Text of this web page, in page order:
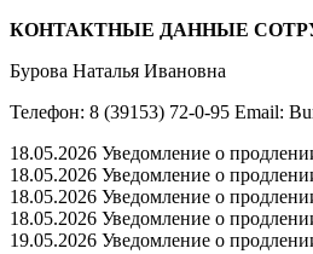
КОНТАКТНЫЕ ДАННЫЕ
Бурова Наталья Ивановна
Телефон: 8 (39153) 72-0-95 Email:
18.05.2026 Уведомление о
18.05.2026 Уведомление о
18.05.2026 Уведомление о
18.05.2026 Уведомление о
19.05.2026 Уведомление о